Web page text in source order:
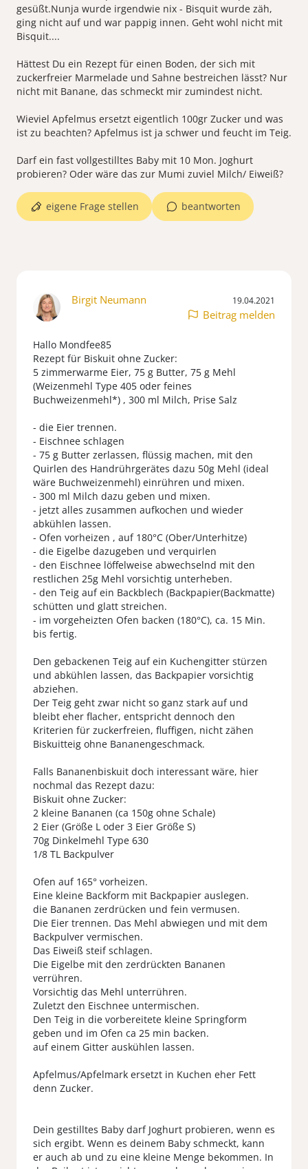
gesüßt.Nunja wurde irgendwie nix - Bisquit wurde zäh,
ging nicht auf und war pappig innen. Geht wohl nicht mit
Bisquit....
Hättest Du ein Rezept für einen Boden, der sich mit
zuckerfreier Marmelade und Sahne bestreichen lässt? Nur
nicht mit Banane, das schmeckt mir zumindest nicht.
Wieviel Apfelmus ersetzt eigentlich 100gr Zucker und was
ist zu beachten? Apfelmus ist ja schwer und feucht im Teig.
Darf ein fast vollgestilltes Baby mit 10 Mon. Joghurt
probieren? Oder wäre das zur Mumi zuviel Milch/ Eiweiß?
beantworten
eigene Frage stellen
Birgit Neumann 19.04.2021
Beitrag melden
Hallo Mondfee85
Rezept für Biskuit ohne Zucker:
5 zimmerwarme Eier, 75 g Butter, 75 g Mehl
(Weizenmehl Type 405 oder feines
Buchweizenmehl*) , 300 ml Milch, Prise Salz
- die Eier trennen.
- Eischnee schlagen
- 75 g Butter zerlassen, flüssig machen, mit den
Quirlen des Handrührgerätes dazu 50g Mehl (ideal
wäre Buchweizenmehl) einrühren und mixen.
- 300 ml Milch dazu geben und mixen.
- jetzt alles zusammen aufkochen und wieder
abkühlen lassen.
- Ofen vorheizen , auf 180°C (Ober/Unterhitze)
- die Eigelbe dazugeben und verquirlen
- den Eischnee löffelweise abwechselnd mit den
restlichen 25g Mehl vorsichtig unterheben.
- den Teig auf ein Backblech (Backpapier(Backmatte)
schütten und glatt streichen.
- im vorgeheizten Ofen backen (180°C), ca. 15 Min.
bis fertig.
Den gebackenen Teig auf ein Kuchengitter stürzen
und abkühlen lassen, das Backpapier vorsichtig
abziehen.
Der Teig geht zwar nicht so ganz stark auf und
bleibt eher flacher, entspricht dennoch den
Kriterien für zuckerfreien, fluffigen, nicht zähen
Biskuitteig ohne Bananengeschmack.
Falls Bananenbiskuit doch interessant wäre, hier
nochmal das Rezept dazu:
Biskuit ohne Zucker:
2 kleine Bananen (ca 150g ohne Schale)
2 Eier (Größe L oder 3 Eier Größe S)
70g Dinkelmehl Type 630
1/8 TL Backpulver
Ofen auf 165° vorheizen.
Eine kleine Backform mit Backpapier auslegen.
die Bananen zerdrücken und fein vermusen.
Die Eier trennen. Das Mehl abwiegen und mit dem
Backpulver vermischen.
Das Eiweiß steif schlagen.
Die Eigelbe mit den zerdrückten Bananen
verrühren.
Vorsichtig das Mehl unterrühren.
Zuletzt den Eischnee untermischen.
Den Teig in die vorbereitete kleine Springform
geben und im Ofen ca 25 min backen.
auf einem Gitter auskühlen lassen.
Apfelmus/Apfelmark ersetzt in Kuchen eher Fett
denn Zucker.
Dein gestilltes Baby darf Joghurt probieren, wenn es
sich ergibt. Wenn es deinem Baby schmeckt, kann
er auch ab und zu eine kleine Menge bekommen. In